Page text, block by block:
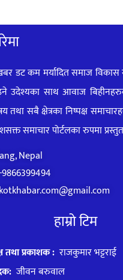
डट कम मर्यादित समाज विकास
उदेश्यका साथ आवाज
तथा सबै क्षेत्रका निष्पक्ष
शसक्त समाचार पोर्टलका रुपमा प्रस्तुत
Nepal
हाम्रो टिम
तथा प्रकाशक : राजकुमार भट्टराई
जीवन बरुवाल